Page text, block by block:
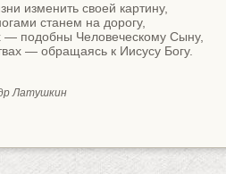
изменить своей картину,
станем на дорогу,
— подобны Человеческому Сыну,
— обращаясь к Иисусу Богу.
Латушкин